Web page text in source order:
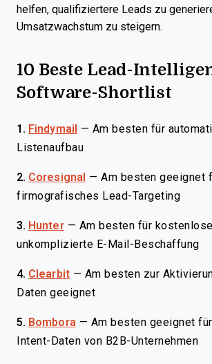
helfen, qualifiziertere Leads zu
Umsatzwachstum zu steigern.
10 Beste Lead-
Software-Shortlist
1. Findymail — Am besten für
Listenaufbau
2. Coresignal — Am besten geeignet
firmografisches Lead-Targeting
3. Hunter — Am besten für
unkomplizierte E-Mail-Beschaffung
4. Clearbit — Am besten zur
Daten geeignet
5. Bombora — Am besten geeignet
Intent-Daten von B2B-Unternehmen